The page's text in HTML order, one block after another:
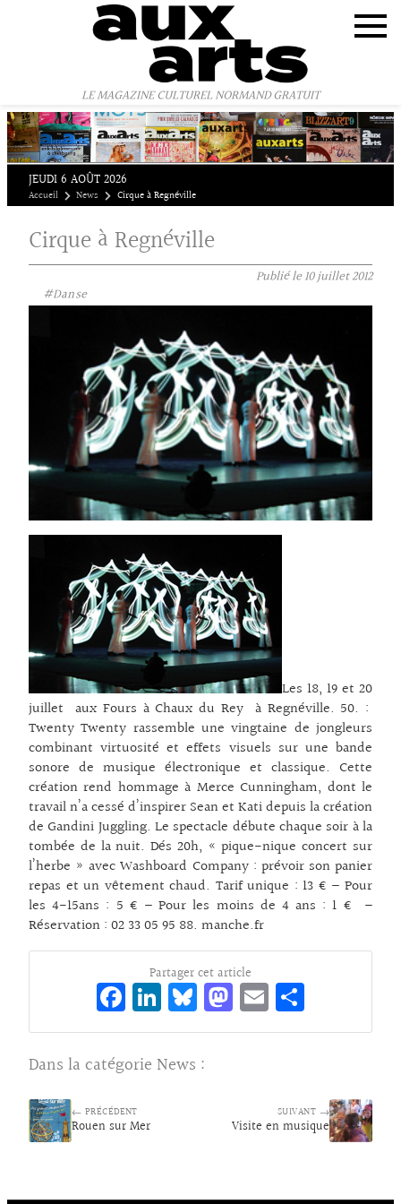
LE MAGAZINE CULTUREL NORMAND GRATUIT
JEUDI 6 AOÛT 2026
Accueil News Cirque à Regnéville
Cirque à Regnéville
Publié le10 juillet 2012
#Danse
Les 18, 19 et 20
juillet aux Fours à Chaux du Rey à Regnéville. 50. :
Twenty Twenty rassemble une vingtaine de jongleurs
combinant virtuosité et effets visuels sur une bande
sonore de musique électronique et classique. Cette
création rend hommage à Merce Cunningham, dont le
travail n’a cessé d’inspirer Sean et Kati depuis la création
de Gandini Juggling. Le spectacle débute chaque soir à la
tombée de la nuit. Dés 20h, « pique-nique concert sur
l’herbe » avec Washboard Company : prévoir son panier
repas et un vêtement chaud. Tarif unique : 13 € – Pour
les 4-15ans : 5 € – Pour les moins de 4 ans : 1 € –
Réservation : 02 33 05 95 88. manche.fr
Partager cet article
Fa
ce
bo
o
k
Li
n
ke
dI
Bl
ue
sk
M
as
o
n
E
m rt
Dans la catégorie News :
← PRÉCÉDENT
Rouen sur Mer
SUIVANT →
Visite en musique
Panneau de gestion des cookies